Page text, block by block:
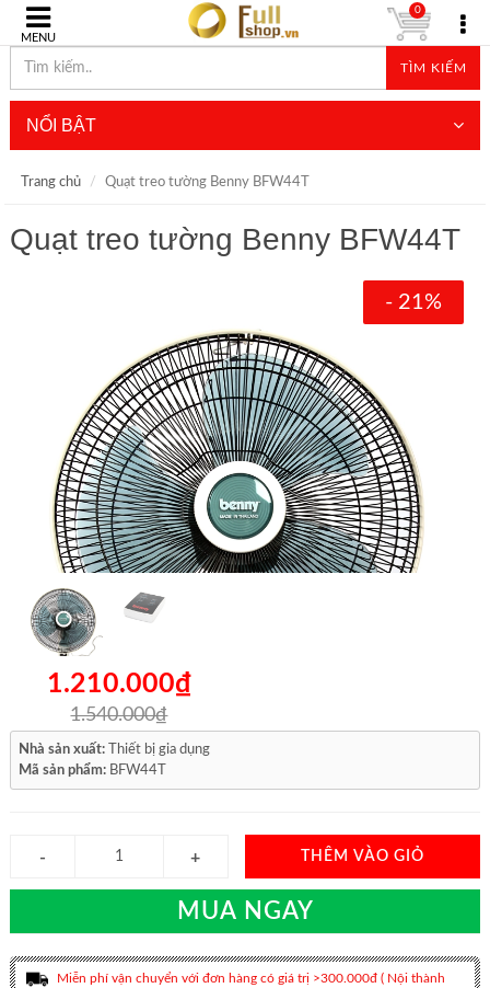
MENU
TÌM KIẾM
0
NỔI BẬT
Trang chủ Quạt treo tường Benny BFW44T
Quạt treo tường Benny BFW44T
- 21%
1.210.000₫
1.540.000₫
Nhà sản xuất:
Thiết bị gia dụng
Mã sản phẩm: BFW44T
THÊM VÀO GIỎ
MUA NGAY
Miễn phí vận chuyển với đơn hàng có giá trị >300.000đ ( Nội thành